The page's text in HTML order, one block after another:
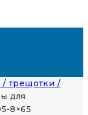
/ трещотки /
для
8×65